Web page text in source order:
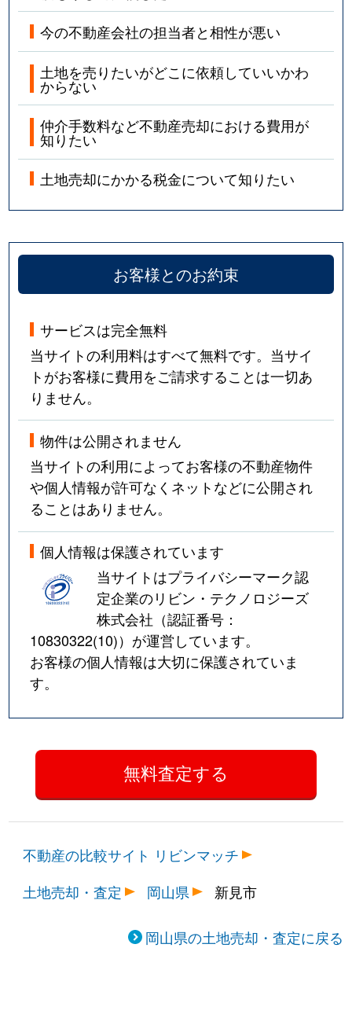
今の不動産会社の担当者と相性が悪い
土地を売りたいがどこに依頼していいかわ
からない
仲介手数料など不動産売却における費用が
知りたい
土地売却にかかる税金について知りたい
お客様とのお約束
サービスは完全無料
当サイトの利用料はすべて無料です。当サイ
トがお客様に費用をご請求することは一切あ
りません。
物件は公開されません
当サイトの利用によってお客様の不動産物件
や個人情報が許可なくネットなどに公開され
ることはありません。
個人情報は保護されています
当サイトはプライバシーマーク認
定企業のリビン・テクノロジーズ
株式会社（認証番号：
10830322(10)）が運営しています。
お客様の個人情報は大切に保護されていま
す。
不動産の比較サイト リビンマッチ
土地売却・査定
岡山県 新見市
岡山県の土地売却・査定に戻る